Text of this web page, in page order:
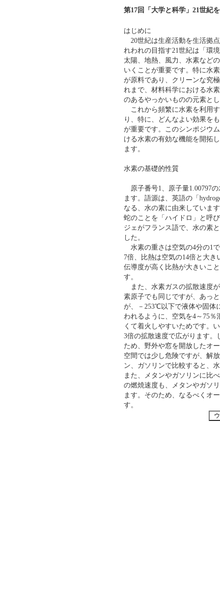
第17回「大学と科学」21世紀
はじめに
20世紀は生産活動を生活拠
れわれの目指す21世紀は「環
太陽、地熱、風力、水素など
いくことが重要です。特に水
が原料であり、クリーンな究
れまで、材料科学における水
のあるやっかいものの元素と
これから頻繁に水素を利用
り、特に、どんなよい効果を
が重要です。このシンポジウ
ける水素の有効な機能を開拓
ます。
水素の基礎的性質
原子番号1、原子量1.00797
ます。語源は、英語の「
なる、水の素に由来していま
蛇のことを「ハイドロ」と呼
ジェがフランス語で、水の素
した。
水素の重さは空気の4分の1
7倍、比熱は空気の14倍と大
伝導度が高く比熱が大きいこ
す。
また、水素ガスの拡散速度
素原子でも同じですが、あっ
が、－253℃以下で液体や固体
われるように、空気を4～75
くて着火しやすいためです。
3倍の拡散速度で広がります。
ため、野外や窓を開放したオ
空間では少し危険ですが、解
ン、ガソリンで比較すると、
また、メタンやガソリンに比
の燃焼速度も、メタンやガソ
ます。そのため、なるべくオ
す。